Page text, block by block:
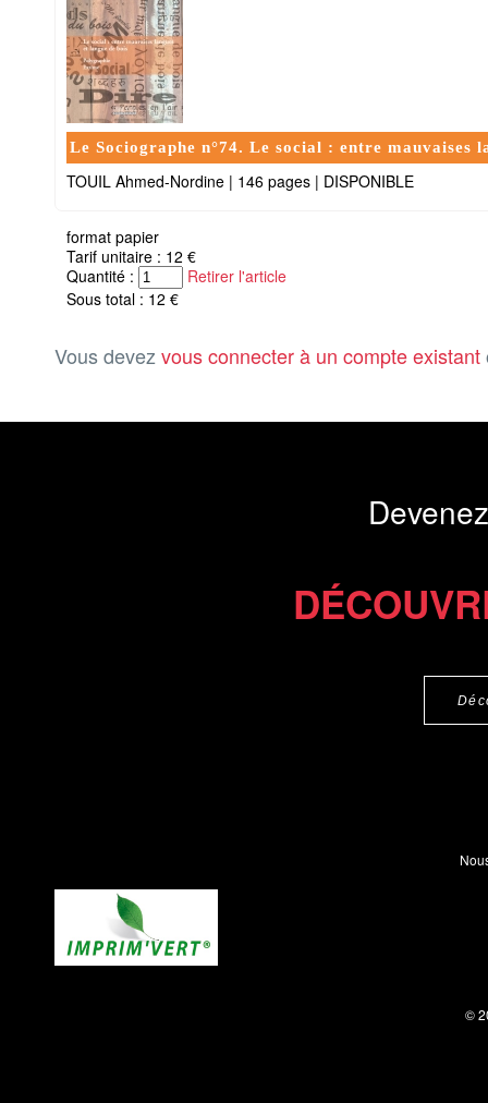
Le Sociographe n°74. Le social : entre mauvaises
TOUIL Ahmed-Nordine | 146 pages | DISPONIBLE
format papier
Tarif unitaire : 12 €
Quantité :
Retirer l'article
Sous total : 12 €
Vous devez vous connecter à un compte existant
©